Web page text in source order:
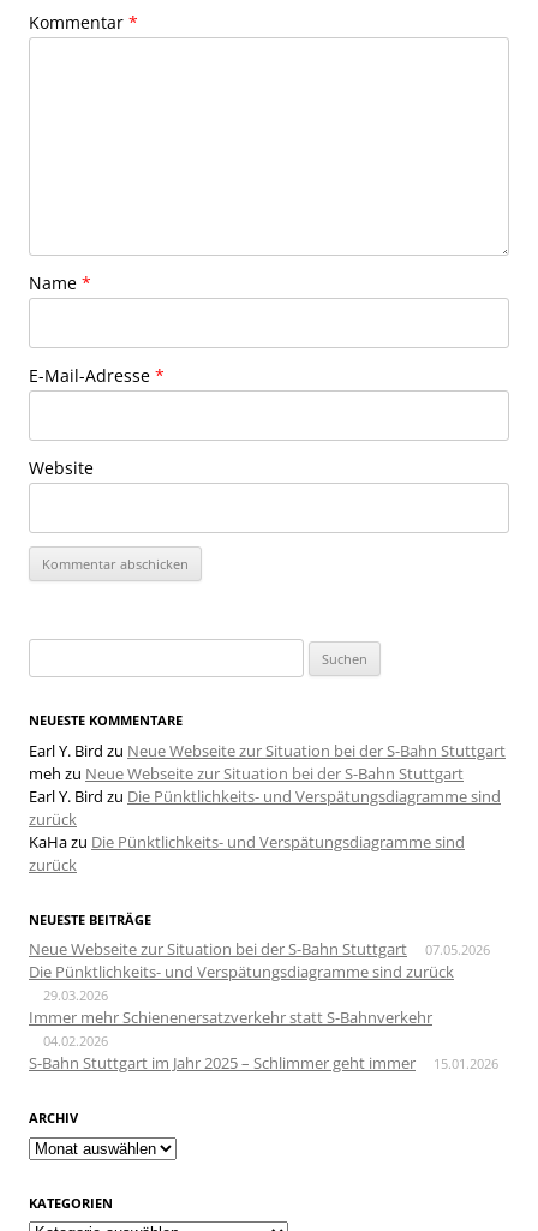
Kommentar *
Name *
E-Mail-Adresse *
Website
nach:
NEUESTE KOMMENTARE
Earl Y. Bird zu Neue Webseite zur Situation bei der S-Bahn Stuttgart
meh zu Neue Webseite zur Situation bei der S-Bahn Stuttgart
Earl Y. Bird zu Die Pünktlichkeits- und Verspätungsdiagramme sind
zurück
KaHazu Die Pünktlichkeits- und Verspätungsdiagramme sind
zurück
NEUESTE BEITRÄGE
Neue Webseite zur Situation bei der S-Bahn Stuttgart 07.05.2026
Die Pünktlichkeits- und Verspätungsdiagramme sind zurück
29.03.2026
Immer mehr Schienenersatzverkehr statt S-Bahnverkehr
04.02.2026
S-Bahn Stuttgart im Jahr 2025 – Schlimmer geht immer 15.01.2026
ARCHIV
Archiv
KATEGORIEN